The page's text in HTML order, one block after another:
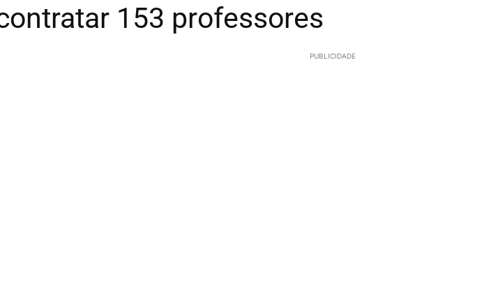
153 professores
PUBLICIDADE